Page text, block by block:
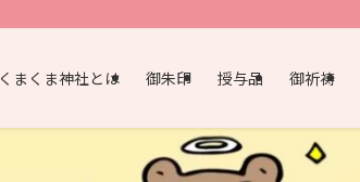
くまくま神社とは 御朱印 授与品 御祈祷